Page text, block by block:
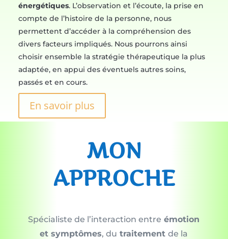
énergétiques. L’observation et l’écoute, la prise en
compte de l’histoire de la personne, nous
permettent d’accéder à la compréhension des
divers facteurs impliqués. Nous pourrons ainsi
choisir ensemble la stratégie thérapeutique la plus
adaptée, en appui des éventuels autres soins,
passés et en cours.
En savoir plus
MON
APPROCHE
Spécialiste de l’interaction entre émotion
et symptômes, du traitementde la